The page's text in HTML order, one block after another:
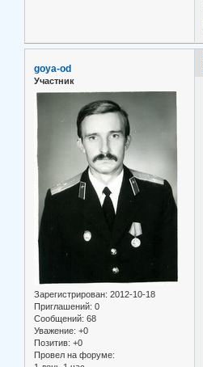
goya-od
Участник
Зарегистрирован: 2012-10-18
Приглашений: 0
Сообщений: 68
Уважение: +0
Позитив: +0
Провел на форуме: